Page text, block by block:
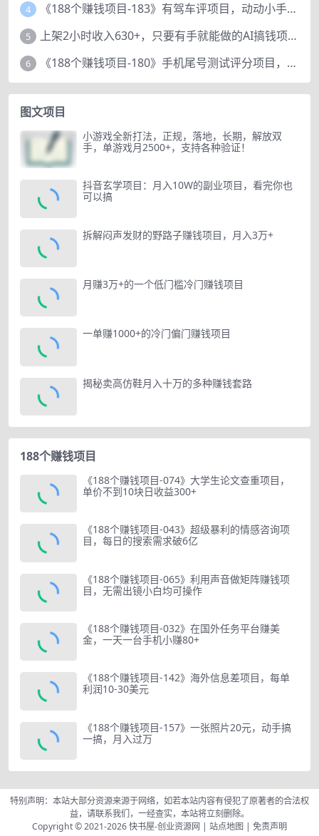
4 《188个赚钱项目-183》有驾车评项目，动动小手，复制粘贴赚44元！
5 上架2小时收入630+，只要有手就能做的AI搞钱项目，奶奶看完都能学会!
6 《188个赚钱项目-180》手机尾号测试评分项目，短视频直播日赚200+
图文项目
小游戏全新打法，正规，落地，长期，解放双
手，单游戏月2500+，支持各种验证！
抖音玄学项目：月入10W的副业项目，看完你也
可以搞
拆解闷声发财的野路子赚钱项目，月入3万+
月赚3万+的一个低门槛冷门赚钱项目
一单赚1000+的冷门偏门赚钱项目
揭秘卖高仿鞋月入十万的多种赚钱套路
188个赚钱项目
《188个赚钱项目-074》大学生论文查重项目，
单价不到10块日收益300+
《188个赚钱项目-043》超级暴利的情感咨询项
目，每日的搜索需求破6亿
《188个赚钱项目-065》利用声音做矩阵赚钱项
目，无需出镜小白均可操作
《188个赚钱项目-032》在国外任务平台赚美
金，一天一台手机小赚80+
《188个赚钱项目-142》海外信息差项目，每单
利润10-30美元
《188个赚钱项目-157》一张照片20元，动手搞
一搞，月入过万
特别声明：本站大部分资源来源于网络，如若本站内容有侵犯了原著者的合法权
益，请联系我们，一经查实，本站将立刻删除。
Copyright © 2021-2026快书屋-创业资源网 | 站点地图 | 免责声明